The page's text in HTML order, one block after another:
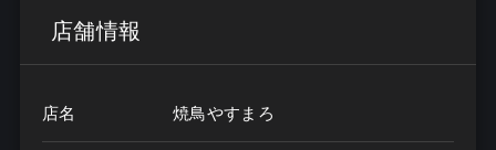
店舗情報
店名 焼鳥やすまろ